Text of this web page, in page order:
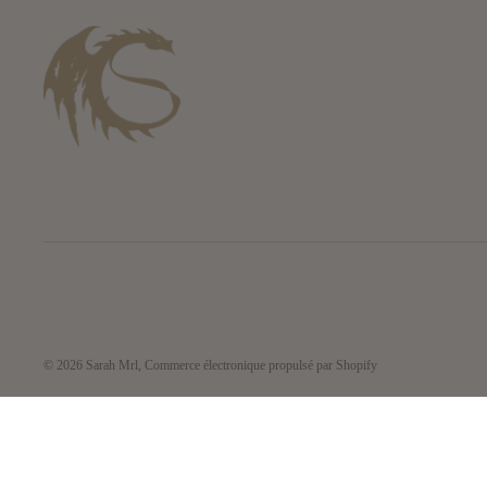
© 2026 Sarah Mrl , Commerce électronique propulsé par Shopify